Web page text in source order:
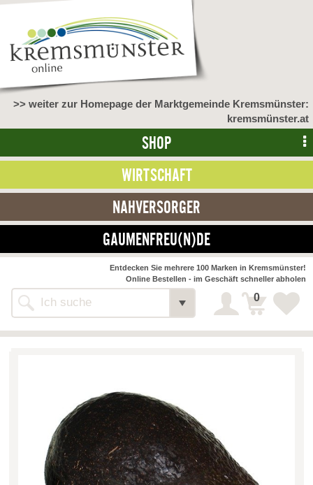
>> weiter zur Homepage der Marktgemeinde Kremsmünster:
kremsmünster.at
SHOP
WIRTSCHAFT
NAHVERSORGER
GAUMENFREU(N)DE
Alle Webseiten
Entdecken Sie mehrere 100 Marken in Kremsmünster!
Online Bestellen - im Geschäft schneller abholen
0
NAHVERSORGER
>> Bauernmarkt << Detail
Bäckerei-Konditorei-Café
Fleischerei Hüthmayr
Hofladen Hoffelner Detail
Kuglbauer - Familie Bischof Detail
La Toscana Anita Wolf e.U. Detail